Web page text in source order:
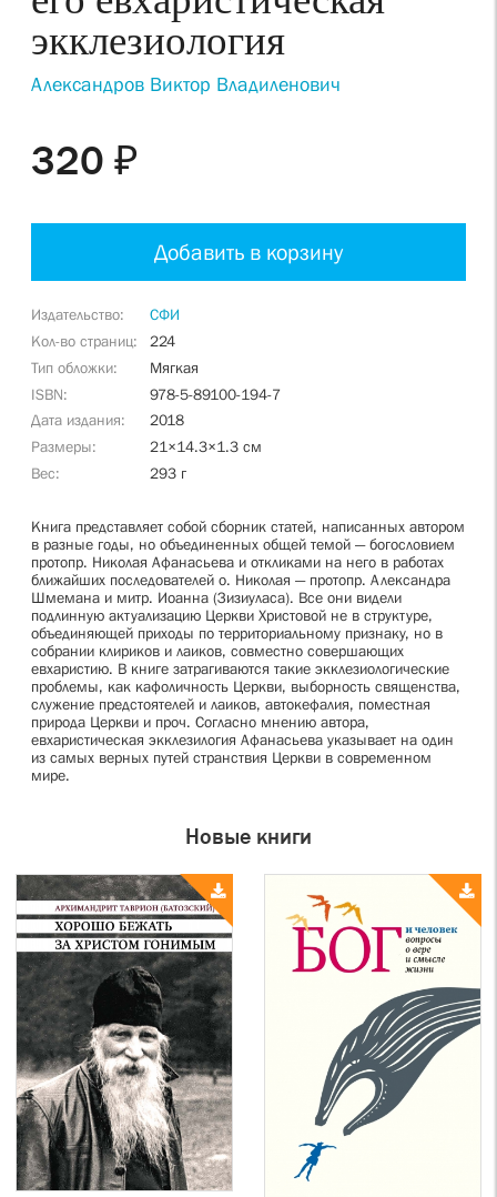
экклезиология
Александров Виктор Владиленович
320 ₽
Добавить в корзину
Издательство
СФИ
Кол-во страниц
224
Тип обложки
Мягкая
ISBN
978-5-89100-194-7
Дата издания
2018
Размеры
21×14.3×1.3 см
Вес
293 г
Книга представляет собой сборник статей, написанных автором
в разные годы, но объединенных общей темой — богословием
протопр. Николая Афанасьева и откликами на него в работах
ближайших последователей о. Николая — протопр. Александра
Шмемана и митр. Иоанна (Зизиуласа). Все они видели
подлинную актуализацию Церкви Христовой не в структуре,
объединяющей приходы по территориальному признаку, но в
собрании клириков и лаиков, совместно совершающих
евхаристию. В книге затрагиваются такие экклезиологические
проблемы, как кафоличность Церкви, выборность священства,
служение предстоятелей и лаиков, автокефалия, поместная
природа Церкви и проч. Согласно мнению автора,
евхаристическая экклезилогия Афанасьева указывает на один
из самых верных путей странствия Церкви в современном
мире.
Новые книги